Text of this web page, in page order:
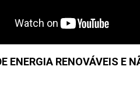
ENERGIA RENOVÁVEIS E